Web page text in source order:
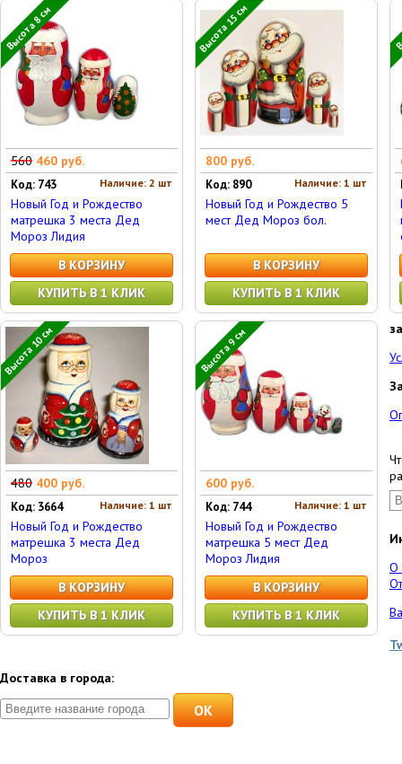
Высота 8 см
560 460 руб.
Наличие: 2 шт
Код: 743
Новый Год и Рождество
матрешка 3 места Дед
Мороз Лидия
В КОРЗИНУ
КУПИТЬ В 1 КЛИК
Высота 15 см
800 руб.
Наличие: 1 шт
Код: 890
Новый Год и Рождество 5
мест Дед Мороз бол.
В КОРЗИНУ
КУПИТЬ В 1 КЛИК
Высота 10 см
480 400 руб.
Наличие: 1 шт
Код: 3664
Новый Год и Рождество
матрешка 3 места Дед
Мороз
В КОРЗИНУ
КУПИТЬ В 1 КЛИК
Высота 9 см
600 руб.
Наличие: 1 шт
Код: 744
Новый Год и Рождество
матрешка 5 мест Дед
Мороз Лидия
В КОРЗИНУ
КУПИТЬ В 1 КЛИК
О
Доставка в города:
OK